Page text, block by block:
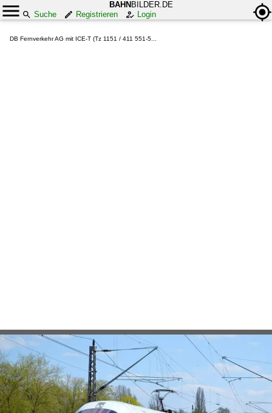
BAHN BILDER.DE
Suche
Registrieren Login
DB Fernverkehr AG mit ICE-T (Tz 1151 / 411 551-5...